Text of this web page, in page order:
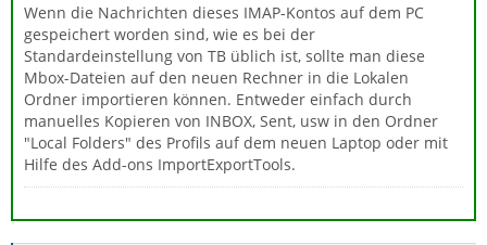
Wenn die Nachrichten dieses IMAP-Kontos auf dem PC
gespeichert worden sind, wie es bei der
Standardeinstellung von TB üblich ist, sollte man diese
Mbox-Dateien auf den neuen Rechner in die Lokalen
Ordner importieren können. Entweder einfach durch
manuelles Kopieren von INBOX, Sent, usw in den Ordner
"Local Folders" des Profils auf dem neuen Laptop oder mit
Hilfe des Add-ons ImportExportTools.